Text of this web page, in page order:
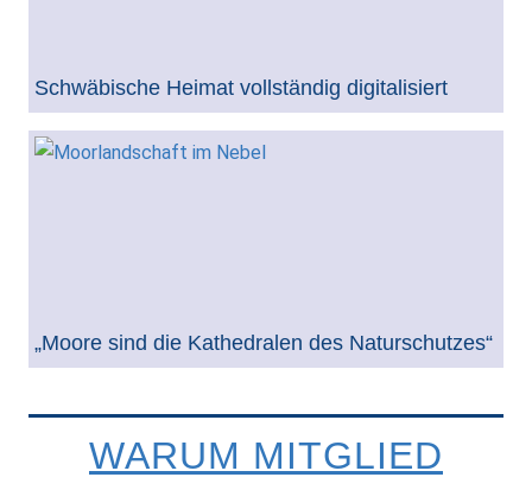
Schwäbische Heimat vollständig digitalisiert
„Moore sind die Kathedralen des Naturschutzes“
WARUM MITGLIED